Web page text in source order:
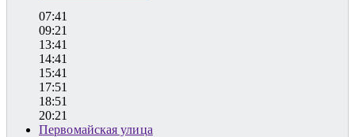
07:41
09:21
13:41
14:41
15:41
17:51
18:51
20:21
Первомайская улица